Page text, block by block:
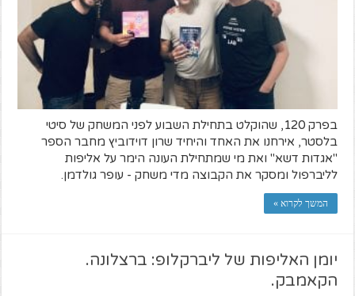
בפרק 120, שהוקלט בתחילת השבוע לפני המשחק של סיטי
בלסטר, אירחנו את האחד והיחיד שרון דוידוביץ מחבר הספר
"אגדות דשא" ואת מי שמתחילת העונה הימר על אליפות
לליברפול ומסקר את הקבוצה מדי משחק - עופר גולדמן.
המשך לקרוא »
יומן האליפות של ליברקלופ: ברצלונה.
הקאמבק.